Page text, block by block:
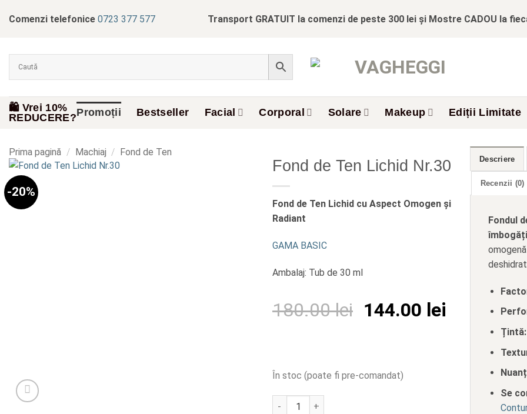
Comenzi telefonice 0723 377 577 Transport GRATUIT la comenzi de peste 300 lei și Mostre CADOU la
🛍️ Vrei 10%
REDUCERE?Promoții Bestseller Facial Corporal Solare Makeup Ediții Limitate
Prima pagină / Machiaj / Fond de Ten
-20%
Fond de Ten Lichid Nr.30
Fond de Ten Lichid cu Aspect Omogen și
Radiant
GAMA BASIC
Ambalaj: Tub de 30 ml
180.00lei Prețul
fost:
180.00 lei.
144.00 lei Prețul
curent
144.00
În stoc (poate fi pre-comandat)
Cantitate Fond de Ten Lichid Nr.30
Descriere
Recenzii (0)
Fondul
Țintă:
Se